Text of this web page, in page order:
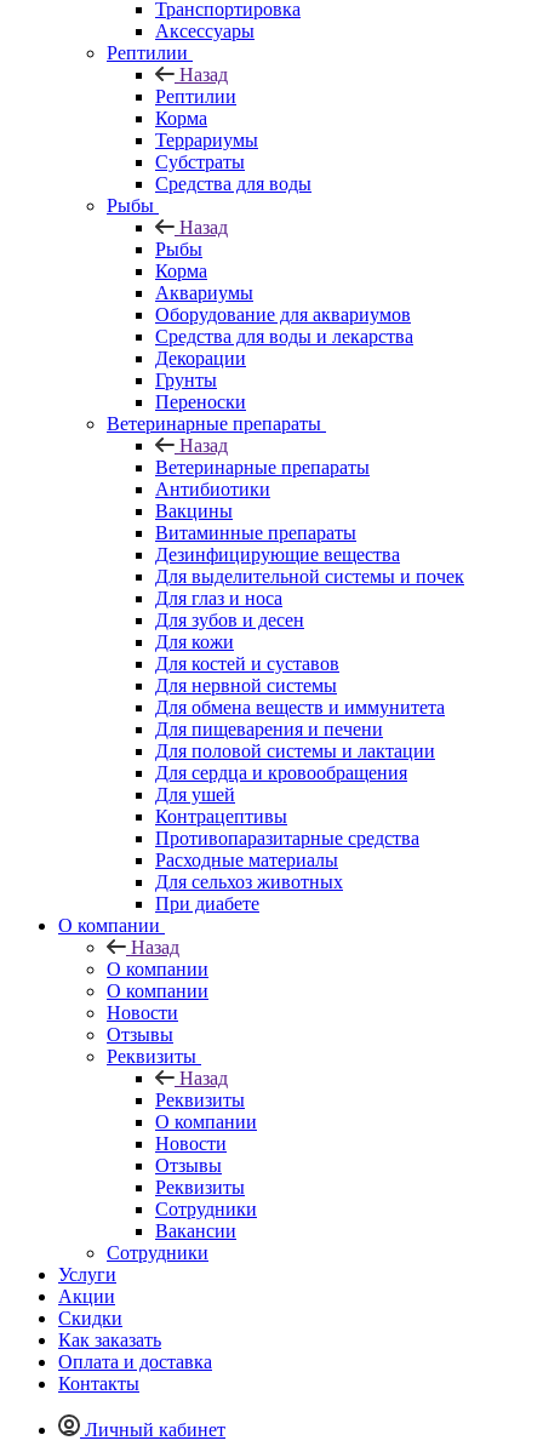
Транспортировка
Аксессуары
Рептилии
Назад
Рептилии
Корма
Террариумы
Субстраты
Средства для воды
Рыбы
Назад
Рыбы
Корма
Аквариумы
Оборудование для аквариумов
Средства для воды и лекарства
Декорации
Грунты
Переноски
Ветеринарные препараты
Назад
Ветеринарные препараты
Антибиотики
Вакцины
Витаминные препараты
Дезинфицирующие вещества
Для выделительной системы и почек
Для глаз и носа
Для зубов и десен
Для кожи
Для костей и суставов
Для нервной системы
Для обмена веществ и иммунитета
Для пищеварения и печени
Для половой системы и лактации
Для сердца и кровообращения
Для ушей
Контрацептивы
Противопаразитарные средства
Расходные материалы
Для сельхоз животных
При диабете
О компании
Назад
О компании
О компании
Новости
Отзывы
Реквизиты
Назад
Реквизиты
О компании
Новости
Отзывы
Реквизиты
Сотрудники
Вакансии
Сотрудники
Услуги
Акции
Скидки
Как заказать
Оплата и доставка
Контакты
Личный кабинет